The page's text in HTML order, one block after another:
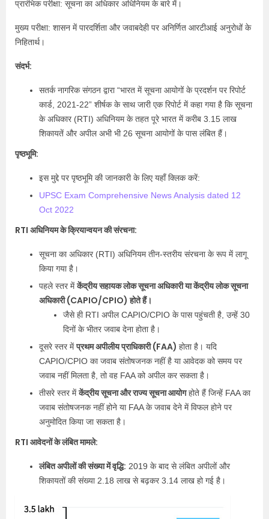
प्रारंभिक परीक्षा: सूचना का अधिकार अधिनियम के बारे में।
मुख्य परीक्षा: शासन में पारदर्शिता और जवाबदेही पर अनिर्णित आरटीआई अनुरोधों के
निहितार्थ।
संदर्भ:
सतर्क नागरिक संगठन द्वारा “भारत में सूचना आयोगों के प्रदर्शन पर रिपोर्ट
कार्ड, 2021-22” शीर्षक के साथ जारी एक रिपोर्ट में कहा गया है कि सूचना
के अधिकार (RTI) अधिनियम के तहत पूरे भारत में करीब 3.15 लाख
शिकायतें और अपील अभी भी 26 सूचना आयोगों के पास लंबित हैं।
पृष्ठभूमि:
इस मुद्दे पर पृष्ठभूमि की जानकारी के लिए यहाँ क्लिक करें:
UPSC Exam Comprehensive News Analysis dated 12
Oct 2022
RTI अधिनियम के क्रियान्वयन की संरचना:
सूचना का अधिकार (RTI) अधिनियम तीन-स्तरीय संरचना के रूप में लागू
किया गया है।
पहले स्तर मेंकेंद्रीय सहायक लोक सूचना अधिकारी या केंद्रीय लोक सूचना
अधिकारी (CAPIO/CPIO) होते हैं।
जैसे ही RTI अपील CAPIO/CPIO के पास पहुंचती है, उन्हें 30
दिनों के भीतर जवाब देना होता है।
दूसरे स्तर मेंप्रथम अपीलीय प्राधिकारी (FAA) होता है। यदि
CAPIO/CPIO का जवाब संतोषजनक नहीं है या आवेदक को समय पर
जवाब नहीं मिलता है, तो वह FAA को अपील कर सकता है।
तीसरे स्तर मेंकेंद्रीय सूचना और राज्य सूचना आयोगहोते हैं जिन्हें FAA का
जवाब संतोषजनक नहीं होने या FAA के जवाब देने में विफल होने पर
अनुमोदित किया जा सकता है।
RTI आवेदनों के लंबित मामले:
लंबित अपीलों की संख्या में वृद्धि: 2019 के बाद से लंबित अपीलों और
शिकायतों की संख्या 2.18 लाख से बढ़कर 3.14 लाख हो गई है।